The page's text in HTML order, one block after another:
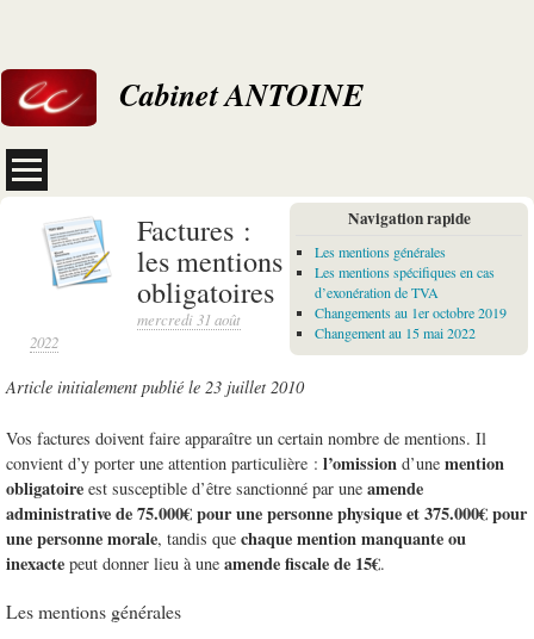
Cabinet ANTOINE
Navigation rapide
Les mentions générales
Les mentions spécifiques en cas
d’exonération de TVA
Changements au 1er octobre 2019
Changement au 15 mai 2022
Factures :
les mentions
obligatoires
mercredi 31 août
2022
Article initialement publié le 23 juillet 2010
Vos factures doivent faire apparaître un certain nombre de mentions. Il
convient d’y porter une attention particulière : l’omission d’une mention
obligatoire est susceptible d’être sanctionné par une amende
administrative de 75.000€ pour une personne physique et 375.000€ pour
une personne morale, tandis que chaque mention manquante ou
inexacte peut donner lieu à une amende fiscale de 15€.
Les mentions générales